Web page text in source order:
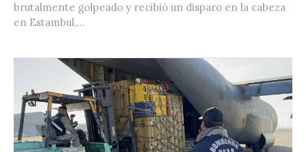
brutalmente golpeado y recibió un disparo en la cabeza
en Estambul,...